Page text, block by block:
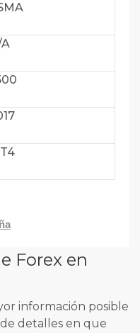
Forex en
información posible
detalles en que